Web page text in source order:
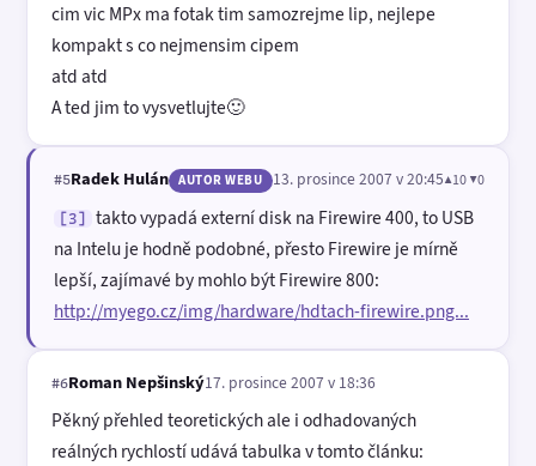
cim vic MPx ma fotak tim samozrejme lip, nejlepe
kompakt s co nejmensim cipem
atd atd
A ted jim to vysvetlujte🙂
#5Radek Hulán AUTOR WEBU 13. prosince 2007 v 20:45▲10 ▼0
[3]
takto vypadá externí disk na Firewire 400, to USB
na Intelu je hodně podobné, přesto Firewire je mírně
lepší, zajímavé by mohlo být Firewire 800:
http://myego.cz/img/hardware/hdtach-firewire.png...
#6Roman Nepšinský17. prosince 2007 v 18:36
Pěkný přehled teoretických ale i odhadovaných
reálných rychlostí udává tabulka v tomto článku: